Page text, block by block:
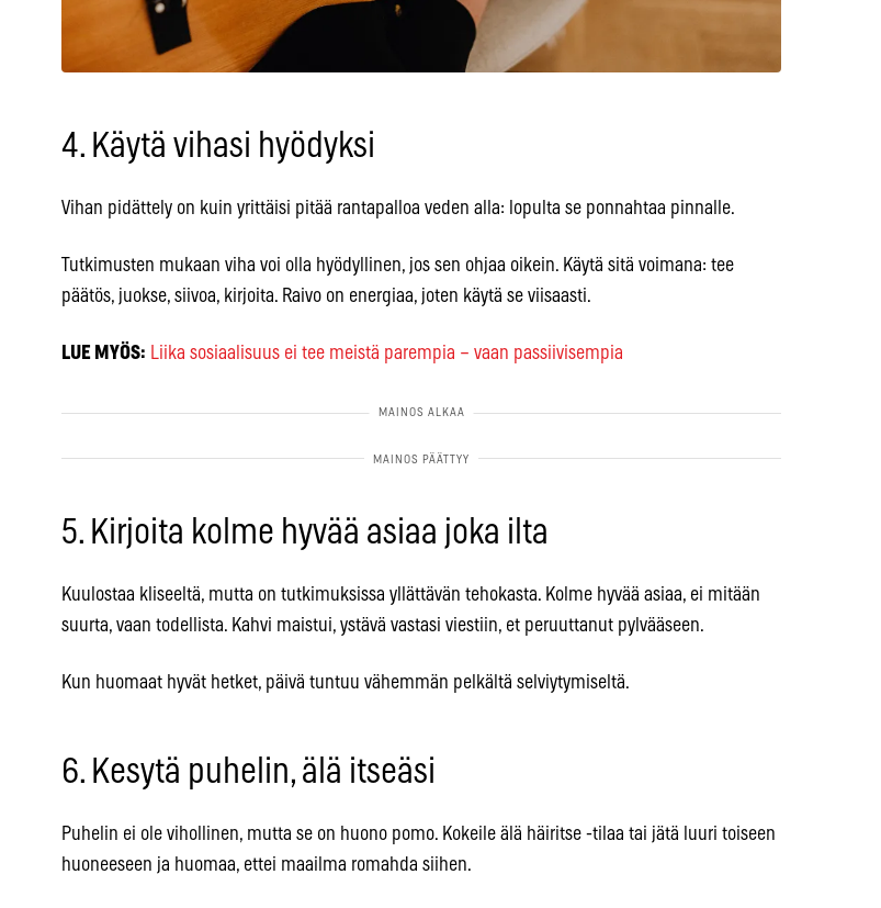
4. Käytä vihasi hyödyksi
Vihan pidättely on kuin yrittäisi pitää rantapalloa veden alla: lopulta se ponnahtaa pinnalle.
Tutkimusten mukaan viha voi olla hyödyllinen, jos sen ohjaa oikein. Käytä sitä voimana: tee
päätös, juokse, siivoa, kirjoita. Raivo on energiaa, joten käytä se viisaasti.
LUE MYÖS: Liika sosiaalisuus ei tee meistä parempia – vaan passiivisempia
5. Kirjoita kolme hyvää asiaa joka ilta
Kuulostaa kliseeltä, mutta on tutkimuksissa yllättävän tehokasta. Kolme hyvää asiaa, ei mitään
suurta, vaan todellista. Kahvi maistui, ystävä vastasi viestiin, et peruuttanut pylvääseen.
Kun huomaat hyvät hetket, päivä tuntuu vähemmän pelkältä selviytymiseltä.
6. Kesytä puhelin, älä itseäsi
Puhelin ei ole vihollinen, mutta se on huono pomo. Kokeile älä häiritse -tilaa tai jätä luuri toiseen
huoneeseen ja huomaa, ettei maailma romahda siihen.